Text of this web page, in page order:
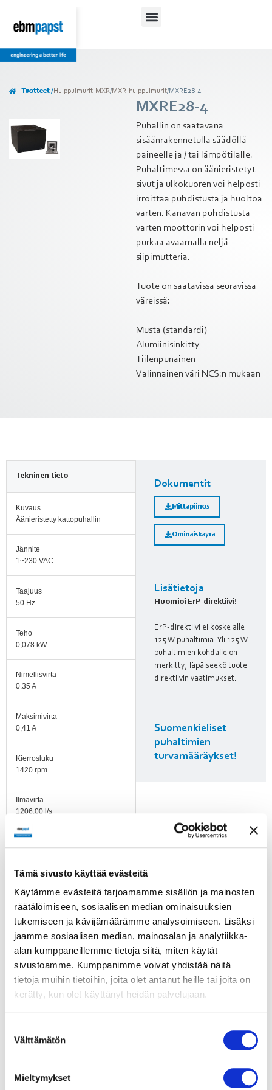
Tämä sivusto käyttää evästeitä
Käytämme evästeitä tarjoamamme sisällön ja mainosten
räätälöimiseen, sosiaalisen median ominaisuuksien
tukemiseen ja kävijämäärämme analysoimiseen. Lisäksi
jaamme sosiaalisen median, mainosalan ja analytiikka-
alan kumppaneillemme tietoja siitä, miten käytät
sivustoamme. Kumppanimme voivat yhdistää näitä
tietoja muihin tietoihin, joita olet antanut heille tai joita on
kerätty, kun olet käyttänyt heidän palvelujaan.
valinta
Välttämätön
Mieltymykset
Tuotteet /Huippuimurit-MXR/MXR-huippuimurit/MXRE28-4
MXRE28-4
Puhallin on saatavana
sisäänrakennetulla säädöllä
paineelle ja / tai lämpötilalle.
Puhaltimessa on äänieristetyt
sivut ja ulkokuoren voi helposti
irroittaa puhdistusta ja huoltoa
varten. Kanavan puhdistusta
varten moottorin voi helposti
purkaa avaamalla neljä
siipimutteria.
Tuote on saatavissa seuravissa
väreissä:
Musta (standardi)
Alumiinisinkitty
Tiilenpunainen
Valinnainen väri NCS:n mukaan
Tekninen tieto
Kuvaus
Äänieristetty kattopuhallin
Jännite
1~230 VAC
Taajuus
50 Hz
Teho
0,078 kW
Nimellisvirta
0.35 A
Maksimivirta
0,41 A
Kierrosluku
1420 rpm
Ilmavirta
1206.00 l/s
Maksimi 40 °C
Moottorin tyyppi
R4E280-AD08-19
Moottorin malli
Jännitesäädettävä
ulkoroottoriasynkronimoottori
lämpökytkin.
IP44
Dokumentit
Mittapiirros
Ominaiskäyrä
Lisätietoja
Huomioi ErP-direktiivi!
ErP-direktiivi ei koske alle
125 W puhaltimia. Yli 125 W
puhaltimien kohdalle on
merkitty, läpäiseekö tuote
direktiivin vaatimukset.
Suomenkieliset
puhaltimien
turvamääräykset!